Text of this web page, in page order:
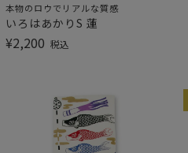
本物のロウでリアルな質感
いろはあかりS 蓮
¥2,200 税込